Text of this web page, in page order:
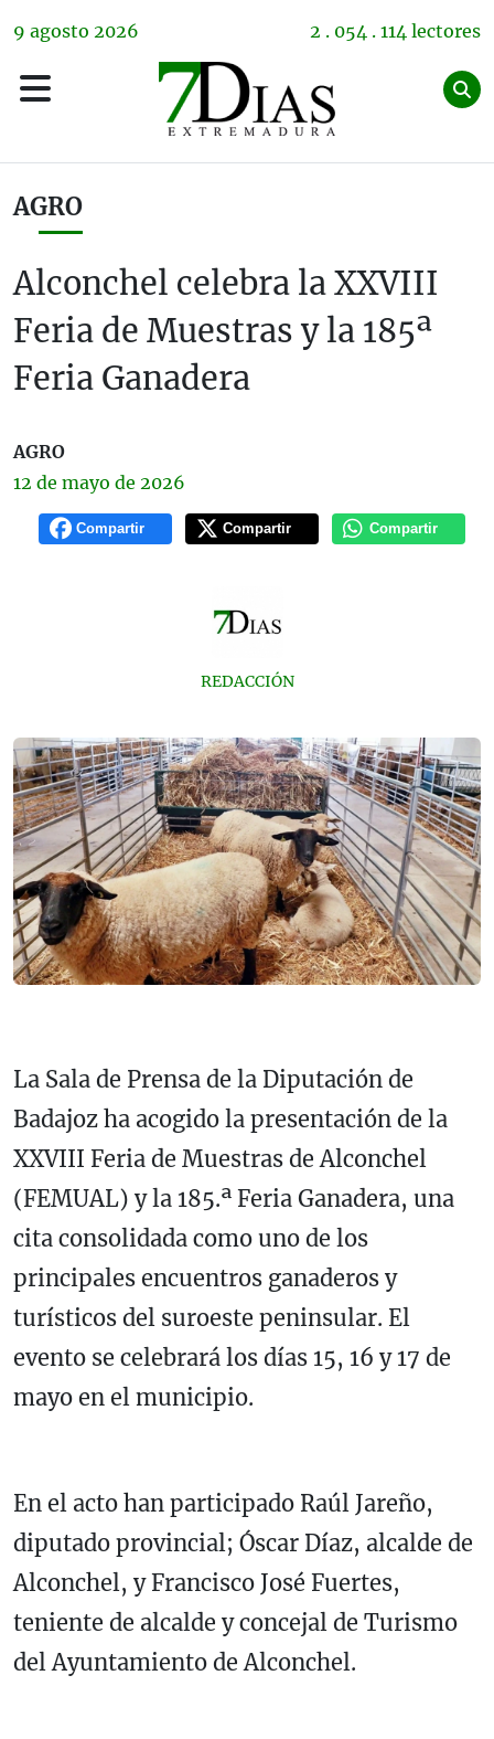
9 agosto 2026 2 . 054 . 114 lectores
AGRO
Alconchel celebra la XXVIII
Feria de Muestras y la 185ª
Feria Ganadera
AGRO
12 de mayo de 2026
Compartir Compartir Compartir
REDACCIÓN
La Sala de Prensa de la Diputación de
Badajoz ha acogido la presentación de la
XXVIII Feria de Muestras de Alconchel
(FEMUAL) y la 185.ª Feria Ganadera, una
cita consolidada como uno de los
principales encuentros ganaderos y
turísticos del suroeste peninsular. El
evento se celebrará los días 15, 16 y 17 de
mayo en el municipio.
En el acto han participado Raúl Jareño,
diputado provincial; Óscar Díaz, alcalde de
Alconchel, y Francisco José Fuertes,
teniente de alcalde y concejal de Turismo
del Ayuntamiento de Alconchel.